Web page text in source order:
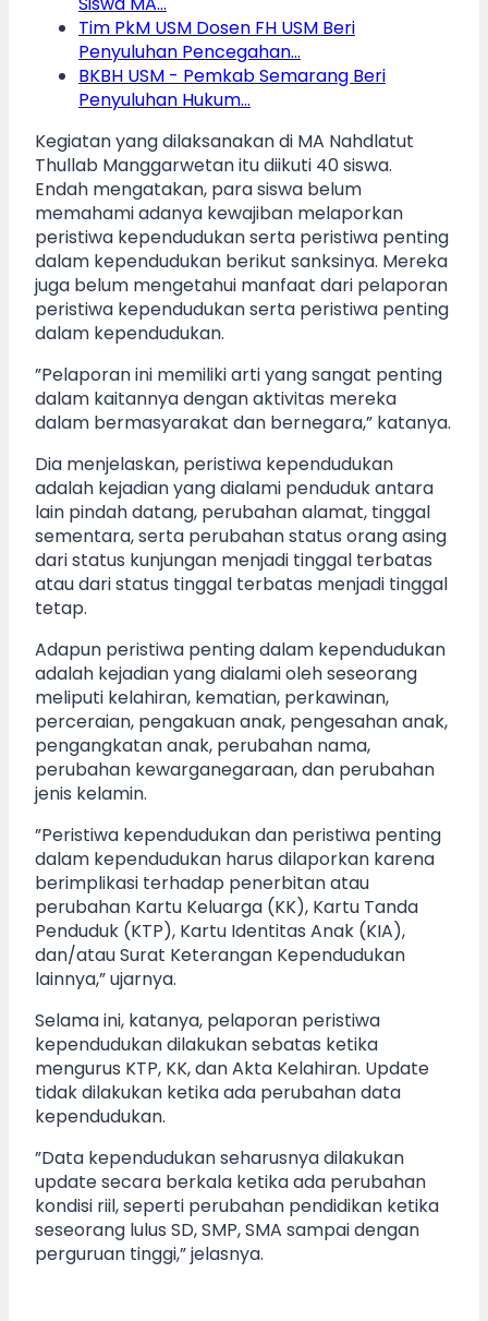
Tim PkM USM Dosen FH USM Beri
Penyuluhan Pencegahan…
BKBH USM - Pemkab Semarang Beri
Penyuluhan Hukum…
Kegiatan yang dilaksanakan di MA Nahdlatut
Thullab Manggarwetan itu diikuti 40 siswa.
Endah mengatakan, para siswa belum
memahami adanya kewajiban melaporkan
peristiwa kependudukan serta peristiwa penting
dalam kependudukan berikut sanksinya. Mereka
juga belum mengetahui manfaat dari pelaporan
peristiwa kependudukan serta peristiwa penting
dalam kependudukan.
”Pelaporan ini memiliki arti yang sangat penting
dalam kaitannya dengan aktivitas mereka
dalam bermasyarakat dan bernegara,” katanya.
Dia menjelaskan, peristiwa kependudukan
adalah kejadian yang dialami penduduk antara
lain pindah datang, perubahan alamat, tinggal
sementara, serta perubahan status orang asing
dari status kunjungan menjadi tinggal terbatas
atau dari status tinggal terbatas menjadi tinggal
tetap.
Adapun peristiwa penting dalam kependudukan
adalah kejadian yang dialami oleh seseorang
meliputi kelahiran, kematian, perkawinan,
perceraian, pengakuan anak, pengesahan anak,
pengangkatan anak, perubahan nama,
perubahan kewarganegaraan, dan perubahan
jenis kelamin.
”Peristiwa kependudukan dan peristiwa penting
dalam kependudukan harus dilaporkan karena
berimplikasi terhadap penerbitan atau
perubahan Kartu Keluarga (KK), Kartu Tanda
Penduduk (KTP), Kartu Identitas Anak (KIA),
dan/atau Surat Keterangan Kependudukan
lainnya,” ujarnya.
Selama ini, katanya, pelaporan peristiwa
kependudukan dilakukan sebatas ketika
mengurus KTP, KK, dan Akta Kelahiran. Update
tidak dilakukan ketika ada perubahan data
kependudukan.
”Data kependudukan seharusnya dilakukan
update secara berkala ketika ada perubahan
kondisi riil, seperti perubahan pendidikan ketika
seseorang lulus SD, SMP, SMA sampai dengan
perguruan tinggi,” jelasnya.